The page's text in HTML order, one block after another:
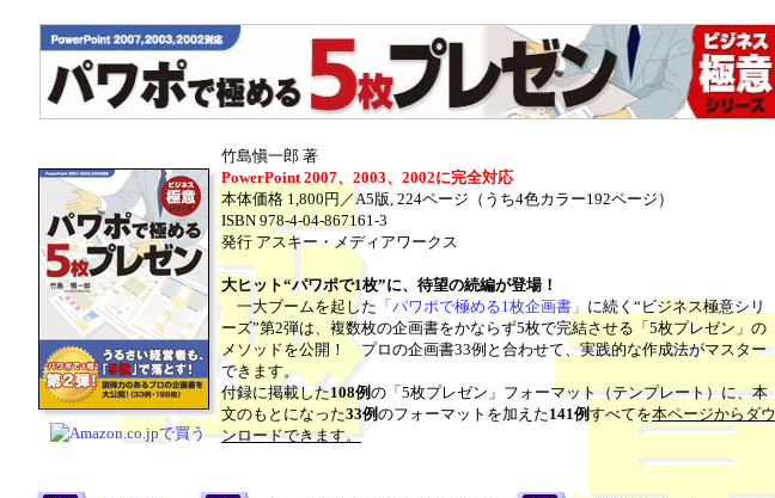
竹島愼一郎 著
PowerPoint 2007、2003、2002に完全対応
本体価格 1,800円／A5版, 224ページ（うち4色カラー192ページ）
ISBN 978-4-04-867161-3
発行 アスキー・メディアワークス
大ヒット“パワポで1枚”に、待望の続編が登場！
一大ブームを起した 「パワポで極める1枚企画書」 に続く“ビジネス極意シリ
ーズ”第2弾は、複数枚の企画書をかならず5枚で完結させる「5枚プレゼン」の
メソッドを公開！ プロの企画書33例と合わせて、実践的な作成法がマスター
できます。
付録に掲載した108例の「5枚プレゼン」フォーマット（テンプレート）に、本
文のもとになった33例のフォーマットを加えた141例すべてを本ページからダウ
ンロードできます。